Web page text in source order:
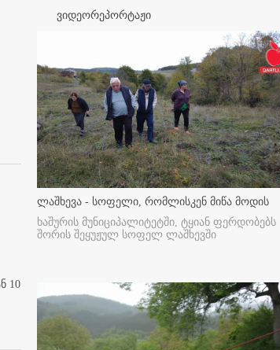
10
ვიდეორეპორტაჟი
ლაშხევა - სოფელი, რომლისკენ მიწა მოდის
ხაშურის მუნიციპალიტეტში, ტყიან ფერდობებს
შორის შეყუჟულ სოფელ ლაშხევში